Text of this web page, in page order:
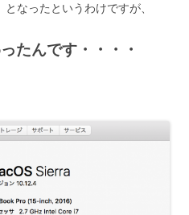
となったというわけですが、
たんです・・・・